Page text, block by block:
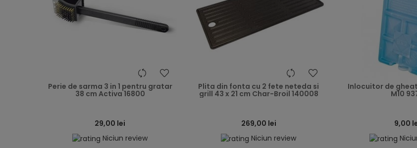
heart
Perie de sarma 3 in 1 pentru gratar
38 cm Activa 16800
29,00 lei
Niciun review
heart
Plita din fonta cu 2 fete neteda si
grill 43 x 21 cm Char-Broil 140008
269,00 lei
Niciun review
Inlocuitor de
M10
9,00